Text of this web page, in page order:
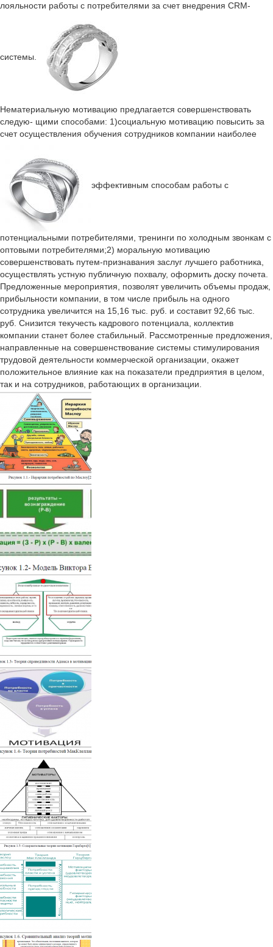
лояльности работы с потребителями за счет внедрения CRM-
системы.
Нематериальную мотивацию предлагается совершенствовать
следую- щими способами: 1)социальную мотивацию повысить за
счет осуществления обучения сотрудников компании наиболее
эффективным способам работы с
потенциальными потребителями, тренинги по холодным звонкам с
оптовыми потребителями;2) моральную мотивацию
совершенствовать путем-признавания заслуг лучшего работника,
осуществлять устную публичную похвалу, оформить доску почета.
Предложенные мероприятия, позволят увеличить объемы продаж,
прибыльности компании, в том числе прибыль на одного
сотрудника увеличится на 15,16 тыс. руб. и составит 92,66 тыс.
руб. Снизится текучесть кадрового потенциала, коллектив
компании станет более стабильный. Рассмотренные предложения,
направленные на совершенствование системы стимулирования
трудовой деятельности коммерческой организации, окажет
положительное влияние как на показатели предприятия в целом,
так и на сотрудников, работающих в организации.